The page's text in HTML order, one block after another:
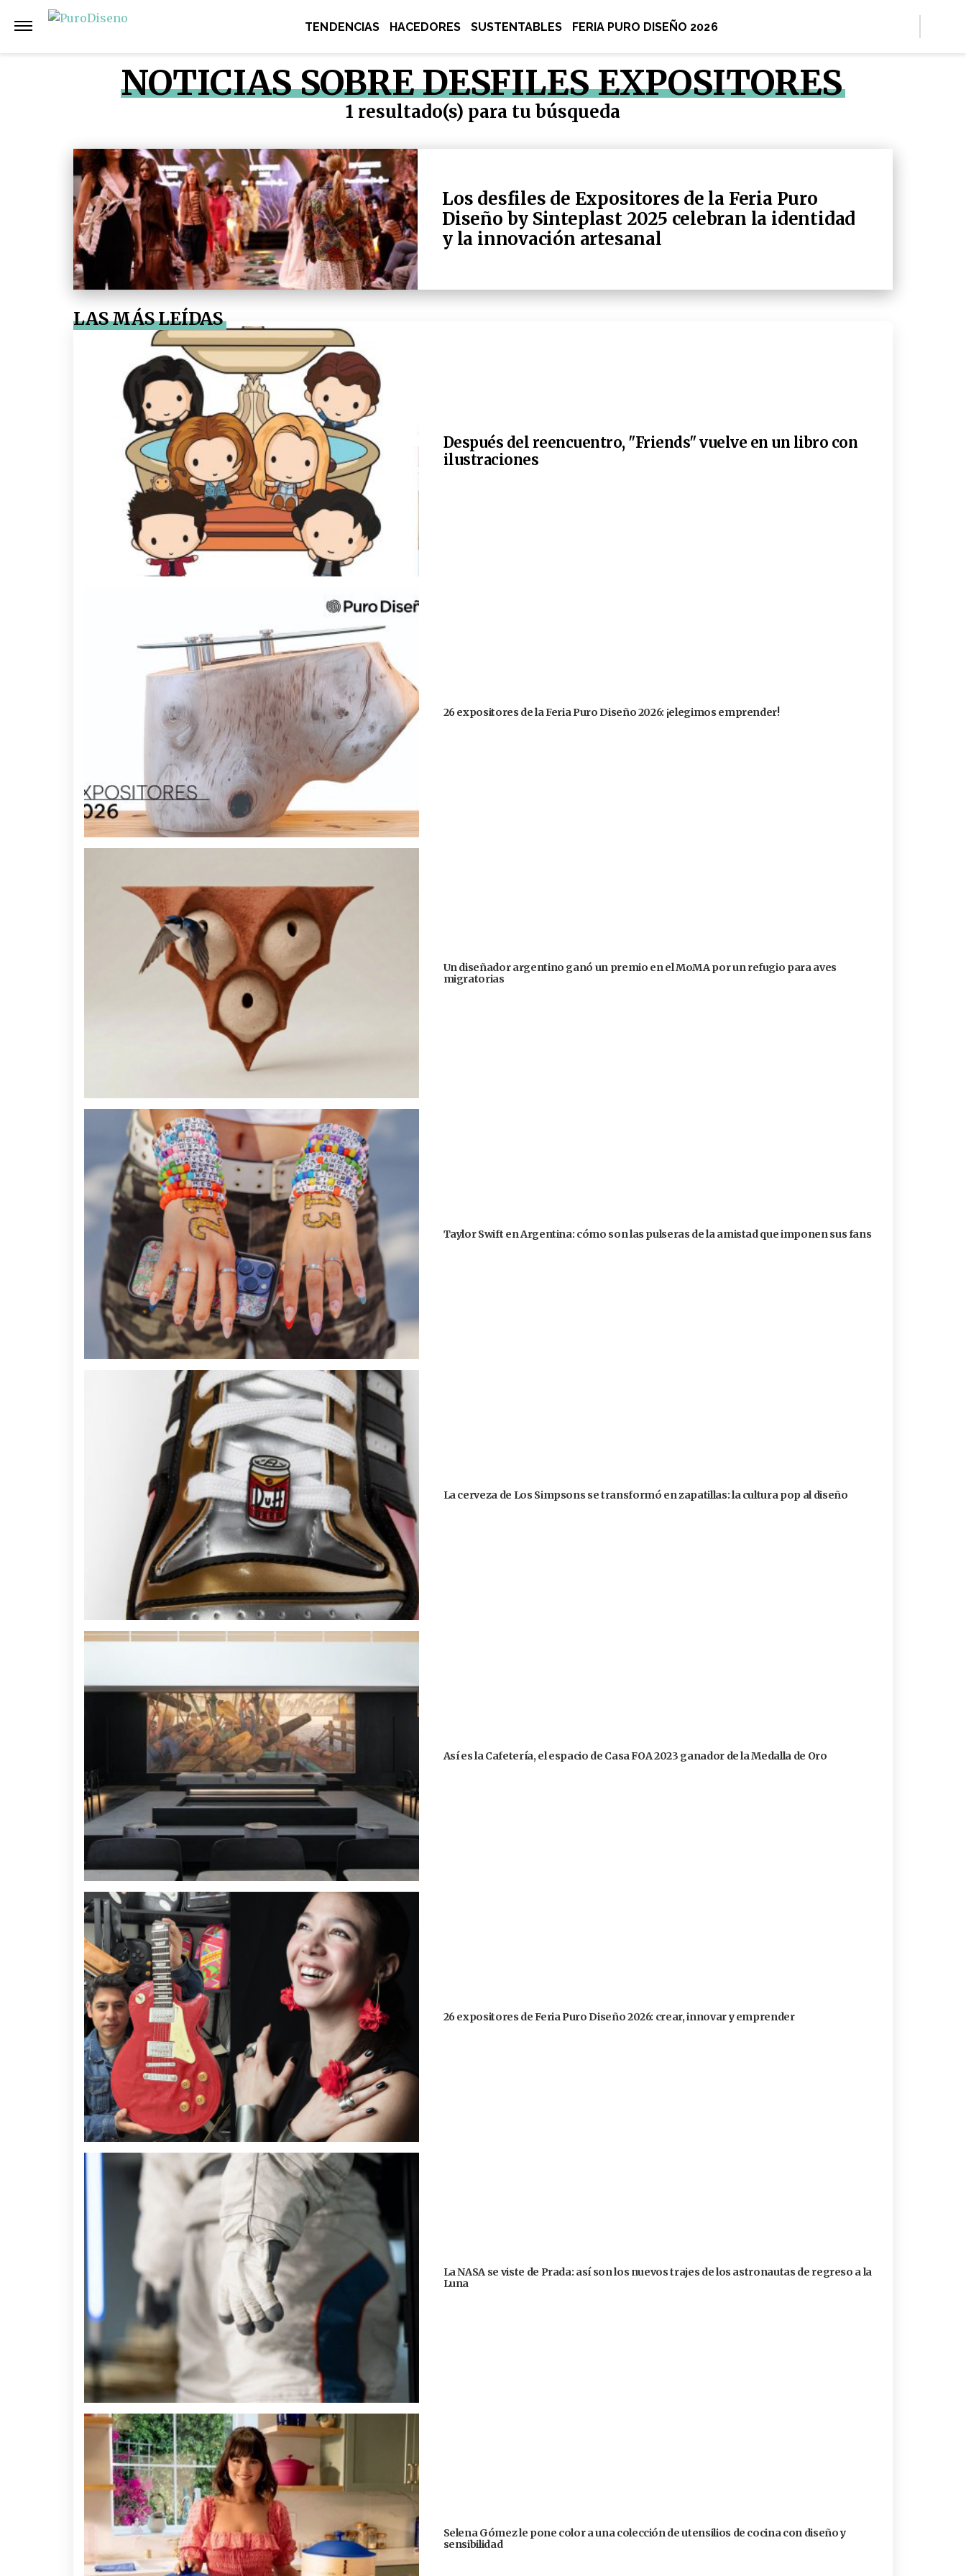
TENDENCIAS HACEDORES SUSTENTABLES FERIA PURO DISEÑO 2026
NOTICIAS SOBRE DESFILES EXPOSITORES
1 resultado(s) para tu búsqueda
Los desfiles de Expositores de la Feria Puro
Diseño by Sinteplast 2025 celebran la identidad
y la innovación artesanal
LAS MÁS LEÍDAS
Después del reencuentro, "Friends" vuelve en un libro con
ilustraciones
26 expositores de la Feria Puro Diseño 2026: ¡elegimos emprender!
Un diseñador argentino ganó un premio en el MoMA por un refugio para aves
migratorias
Taylor Swift en Argentina: cómo son las pulseras de la amistad que imponen sus fans
La cerveza de Los Simpsons se transformó en zapatillas: la cultura pop al diseño
Así es la Cafetería, el espacio de Casa FOA 2023 ganador de la Medalla de Oro
26 expositores de Feria Puro Diseño 2026: crear, innovar y emprender
La NASA se viste de Prada: así son los nuevos trajes de los astronautas de regreso a la
Luna
Selena Gómez le pone color a una colección de utensilios de cocina con diseño y
sensibilidad